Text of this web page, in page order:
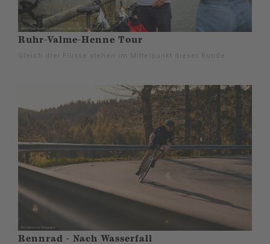
Ruhr-Valme-Henne Tour
Gleich drei Flüsse stehen im Mittelpunkt dieser Runde.
Rennrad - Nach Wasserfall